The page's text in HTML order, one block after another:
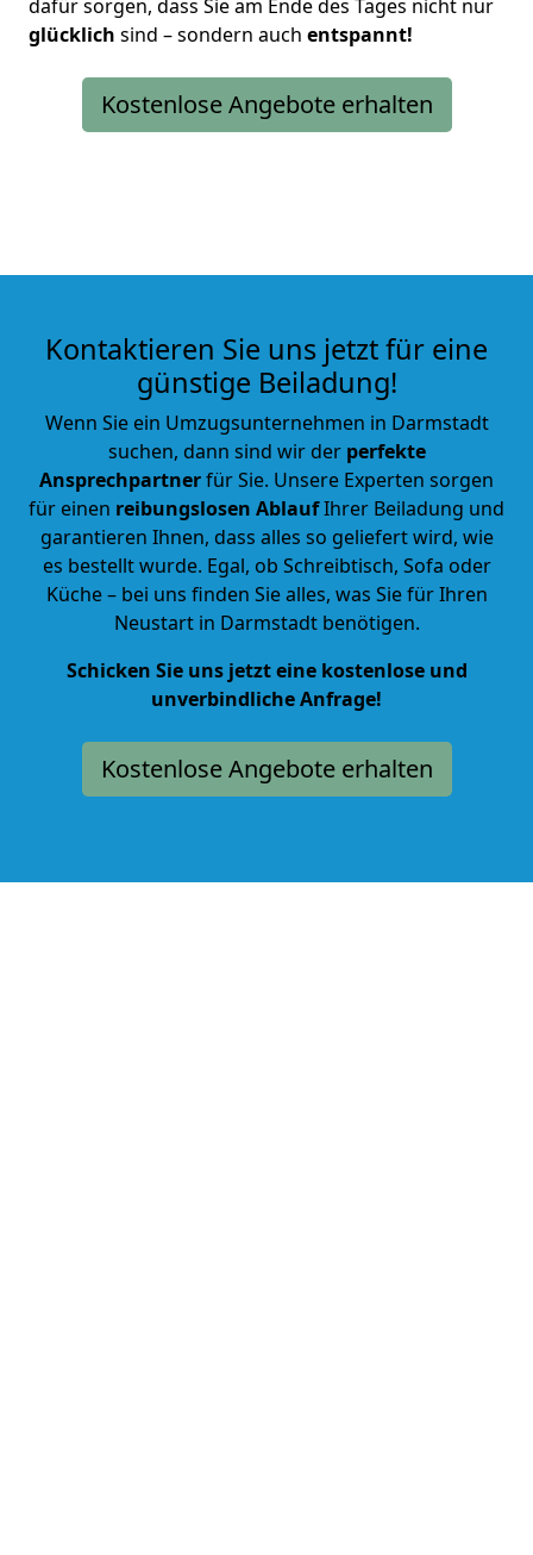
dafür sorgen, dass Sie am Ende des Tages nicht nur
glücklich sind – sondern auch entspannt!
Kostenlose Angebote erhalten
Kontaktieren Sie uns jetzt für eine
günstige Beiladung!
Wenn Sie ein Umzugsunternehmen in Darmstadt
suchen, dann sind wir der perfekte
Ansprechpartnerfür Sie. Unsere Experten sorgen
für einen reibungslosen AblaufIhrer Beiladung und
garantieren Ihnen, dass alles so geliefert wird, wie
es bestellt wurde. Egal, ob Schreibtisch, Sofa oder
Küche – bei uns finden Sie alles, was Sie für Ihren
Neustart in Darmstadt benötigen.
Schicken Sie uns jetzt eine kostenlose und
unverbindliche Anfrage!
Kostenlose Angebote erhalten